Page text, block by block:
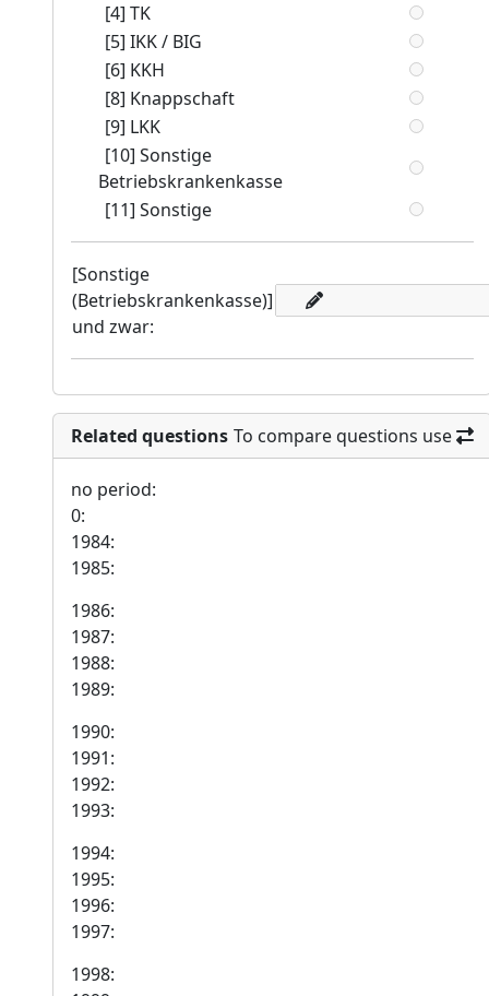
[4] TK
[5] IKK / BIG
[6] KKH
[8] Knappschaft
[9] LKK
[10] Sonstige
Betriebskrankenkasse
[11] Sonstige
[Sonstige
(Betriebskrankenkasse)]
und zwar:
Related questions To compare questions use
no period:
0:
1984:
1985:
1986:
1987:
1988:
1989:
1990:
1991:
1992:
1993:
1994:
1995:
1996:
1997:
1998: